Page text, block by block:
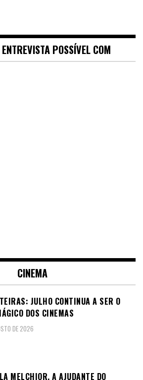
POSSÍVEL COM
CINEMA
JULHO CONTINUA A SER O
DOS CINEMAS
DE 2026
MELCHIOR, A AJUDANTE DO